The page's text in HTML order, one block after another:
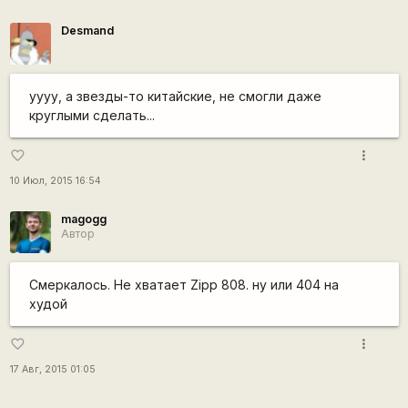
Desmand
уууу, а звезды-то китайские, не смогли даже
круглыми сделать...
favorite_border
10 Июл, 2015 16:54
more_vert
magogg
Автор
Смеркалось. Не хватает Zipp 808. ну или 404 на
худой
favorite_border
17 Авг, 2015 01:05
more_vert